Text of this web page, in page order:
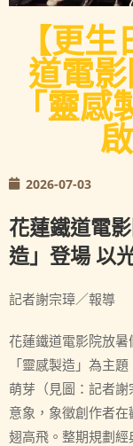
【更
道電
「靈
2026-07-03
花蓮鐵道電
造」登場 以
記者謝宗璋／報導
花蓮鐵道電影院放
「靈感製造」為主
萌芽（見圖：記者
意象，象徵創作者
翅高飛。整期規劃